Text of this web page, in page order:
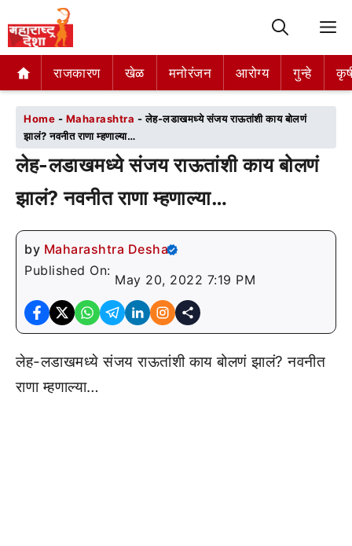
राजकारण खेळ मनोरंजन आरोग्य गुन्हे
राजकारण खेळ मनोरंजन आरोग्य गुन्हे
Home - Maharashtra -लेह-लडाखमध्ये संजय राऊतांशी काय बोलणं
झालं? नवनीत राणा म्हणाल्या…
लेह-लडाखमध्ये संजय राऊतांशी काय बोलणं
झालं? नवनीत राणा म्हणाल्या…
by Maharashtra Desha
Published On:
May 20, 2022 7:19 PM
लेह-लडाखमध्ये संजय राऊतांशी काय बोलणं झालं? नवनीत
राणा म्हणाल्या…